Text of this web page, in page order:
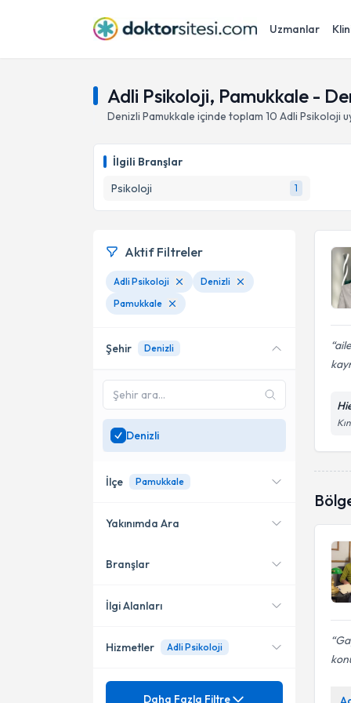
Uzmanlar
Adli Psikoloji, Pamukkale -
Denizli Pamukkale içinde toplam 10 Adli Psikoloji
İlgili Branşlar
Psikoloji
1
Aktif Filtreler
Adli Psikoloji
Denizli
Pamukkale
Şehir Denizli
Denizli
İlçe Pamukkale
Merkezefendi
Pamukkale
Yakınımda Ara
Konumuma yakın uzmanları
Branşlar
Psikoloji
İlgi Alanları
Agorafobi
Hizmetler Adli Psikoloji
Mezuniyet
Daha Fazla Filtre